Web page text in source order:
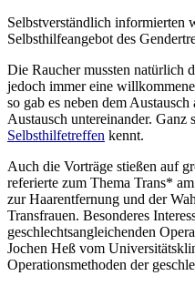
Selbstverständlich informierten
Selbsthilfeangebot des
Die Raucher mussten natürlich
jedoch immer eine
so gab es neben dem
Austausch untereinander. Ganz
Selbsthilfetreffen kennt.
Auch die Vorträge stießen auf
referierte zum Thema Trans*
zur Haarentfernung und der
Transfrauen. Besonderes
geschlechtsangleichenden
Jochen Heß vom
Operationsmethoden der